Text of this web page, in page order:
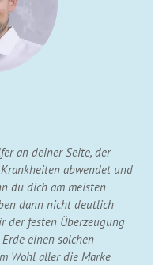
an deiner Seite, der
abwendet und
du dich am meisten
dann nicht deutlich
der festen Überzeugung
einen solchen
Wohl aller die Marke